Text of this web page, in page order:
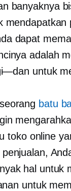
banyaknya
mendapatkan
dapat
adalah
untuk
batu
toko online
hal untuk
untuk